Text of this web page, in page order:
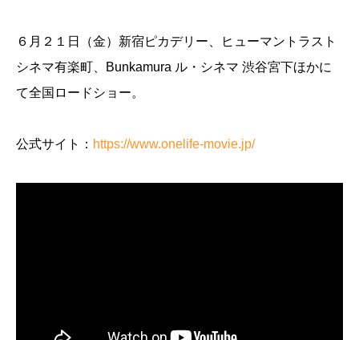
６月２１日（金）新宿ピカデリー、ヒューマントラスト
シネマ有楽町、Bunkamura ル・シネマ 渋谷宮下ほかに
て全国ロードショー。
公式サイト： https://www.onelife-movie.jp/